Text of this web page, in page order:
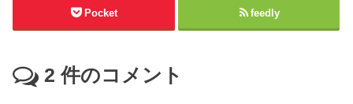
Pocket feedly
2 件のコメント